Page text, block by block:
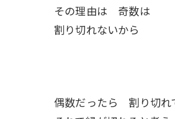
その理由は 奇数は
割り切れないから
偶数だったら 割り切れ